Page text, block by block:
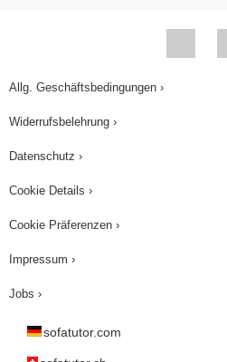
Allg. Geschäftsbedingungen ›
Widerrufsbelehrung ›
Datenschutz ›
Cookie Details ›
Cookie Präferenzen ›
Impressum ›
Jobs ›
sofatutor.com